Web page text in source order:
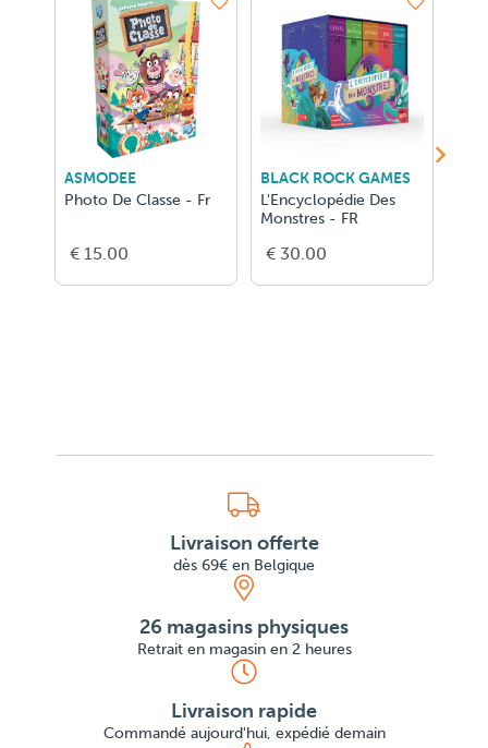
ASMODEE
Photo De Classe - Fr
€ 15.00
BLACK ROCK GAMES
L'Encyclopédie Des
Monstres - FR
€ 30.00
Livraison offerte
dès 69€ en Belgique
26 magasins physiques
Retrait en magasin en 2 heures
Livraison rapide
Commandé aujourd'hui, expédié demain